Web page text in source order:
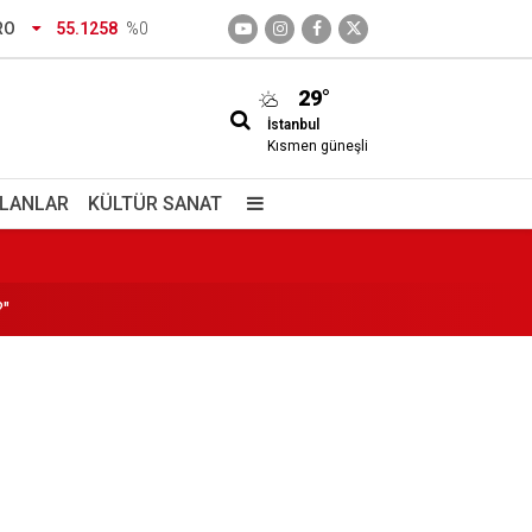
55.1258 %0
29°
İstanbul
Kısmen güneşli
KÜLTÜR SANAT